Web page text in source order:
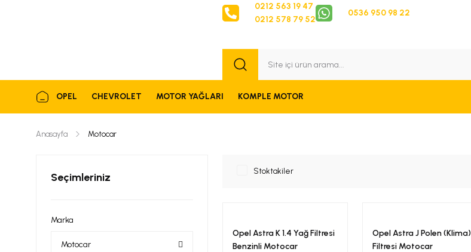
0212 563 19 47
0212 578 79 52
0536 950 98 22
OPEL CHEVROLET MOTOR YAĞLARI KOMPLE MOTOR
Anasayfa Motocar
Seçimleriniz
Marka
Motocar
Stoktakiler
Opel Astra K 1.4 Yağ Filtresi
Benzinli Motocar
Opel Astra J Polen (Klima)
Filtresi Motocar